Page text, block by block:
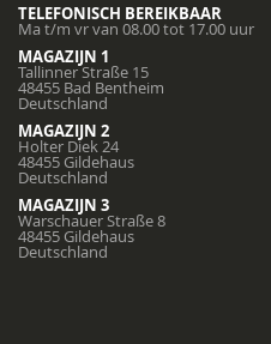
TELEFONISCH BEREIKBAAR
Ma t/m vr van 08.00 tot 17.00 uur
MAGAZIJN 1
Tallinner Straße 15
48455 Bad Bentheim
Deutschland
MAGAZIJN 2
Holter Diek 24
48455 Gildehaus
Deutschland
MAGAZIJN 3
Warschauer Straße 8
48455 Gildehaus
Deutschland